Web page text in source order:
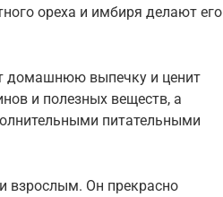
ореха и имбиря делают его
домашнюю выпечку и ценит
и полезных веществ, а
питательными
взрослым. Он прекрасно